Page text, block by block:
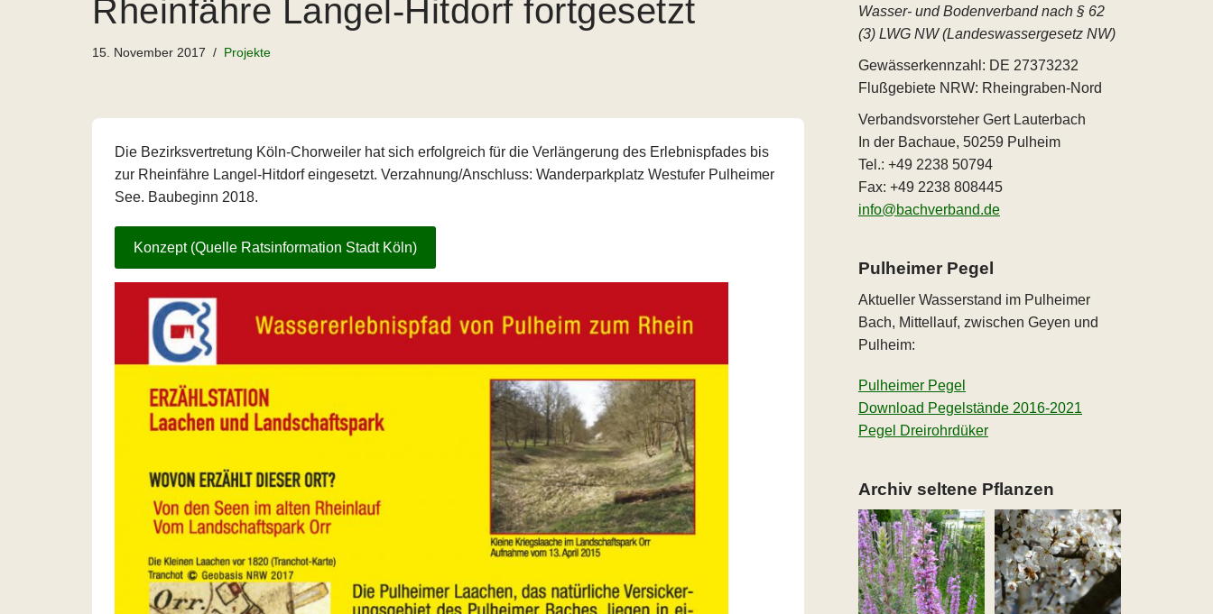
Rheinfähre Langel-Hitdorf fortgesetzt
15. November 2017 Projekte
Die Bezirksvertretung Köln-Chorweiler hat sich erfolgreich für die Verlängerung des Erlebnispfades bis
zur Rheinfähre Langel-Hitdorf eingesetzt. Verzahnung/Anschluss: Wanderparkplatz Westufer Pulheimer
See. Baubeginn 2018.
Konzept (Quelle Ratsinformation Stadt Köln)
Wasser- und Bodenverband nach § 62
(3) LWG NW (Landeswassergesetz NW)
Gewässerkennzahl: DE 27373232
Flußgebiete NRW: Rheingraben-Nord
Verbandsvorsteher Gert Lauterbach
In der Bachaue, 50259 Pulheim
Tel.: +49 2238 50794
Fax: +49 2238 808445
info@bachverband.de
Pulheimer Pegel
Aktueller Wasserstand im Pulheimer
Bach, Mittellauf, zwischen Geyen und
Pulheim:
Pulheimer Pegel
Download Pegelstände 2016-2021
Pegel Dreirohrdüker
Archiv seltene Pflanzen